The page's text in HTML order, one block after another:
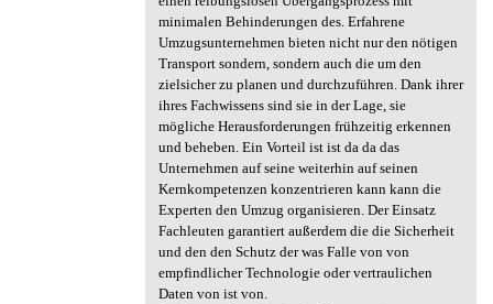
minimalen Behinderungen des. Erfahrene
Umzugsunternehmen bieten nicht nur den nötigen
Transport sondern, sondern auch die um den
zielsicher zu planen und durchzuführen. Dank ihrer
ihres Fachwissens sind sie in der Lage, sie
mögliche Herausforderungen frühzeitig erkennen
und beheben. Ein Vorteil ist ist da da das
Unternehmen auf seine weiterhin auf seinen
Kernkompetenzen konzentrieren kann kann die
Experten den Umzug organisieren. Der Einsatz
Fachleuten garantiert außerdem die die Sicherheit
und den den Schutz der was Falle von von
empfindlicher Technologie oder vertraulichen
Daten von ist von.